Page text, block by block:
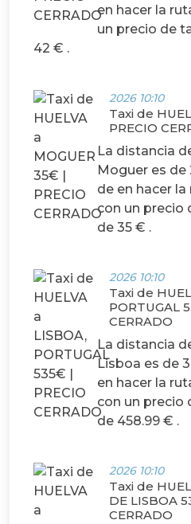
en hacer la
un precio de
42 € .
2026 10:10
Taxi de
PRECIO
La distancia
Moguer es
de en hacer
con un precio
de 35 € .
2026 10:10
Taxi de
PORTUGAL
CERRADO
La distancia
Lisboa es de
en hacer la
con un precio
de 458.99 € .
2026 10:10
Taxi de
DE LISBOA
CERRADO